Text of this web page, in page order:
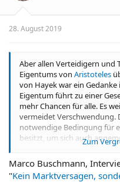
28. August 2019
Aber allen Verteidigern und
Eigentums von Aristoteles
von Hayek war ein
Eigentum führt zu einer
mehr Chancen für alle. Es
vermeidet Verschwendung.
notwendige Bedingung für
besitzt, um sich auch
kümmern. Die Geschichte
privates Eigentum macht
der Schwächsten.
Zum
Marco Buschmann,
"Kein Marktversagen,